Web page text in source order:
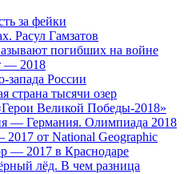
за фейки
Расул Гамзатов
погибших на войне
— 2018
запада России
страна тысячи озер
Великой Победы-2018»
— Германия. Олимпиада 2018
от National Geographic
— 2017 в Краснодаре
лёд. В чем разница